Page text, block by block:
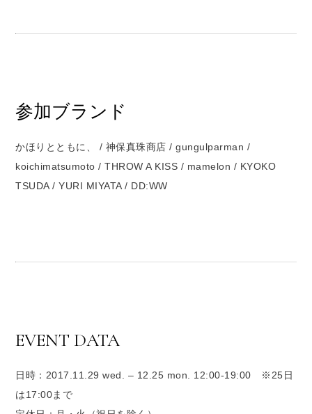
参加ブランド
かほりとともに、 / 神保真珠商店 / gungulparman /
koichimatsumoto / THROW A KISS / mamelon / KYOKO
TSUDA / YURI MIYATA / DD:WW
EVENT DATA
日時：2017.11.29 wed. – 12.25 mon. 12:00-19:00 ※25日
は17:00まで